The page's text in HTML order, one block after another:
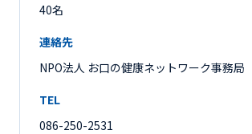
40名
連絡先
NPO法人 お口の健康ネットワーク事務局
TEL
086-250-2531